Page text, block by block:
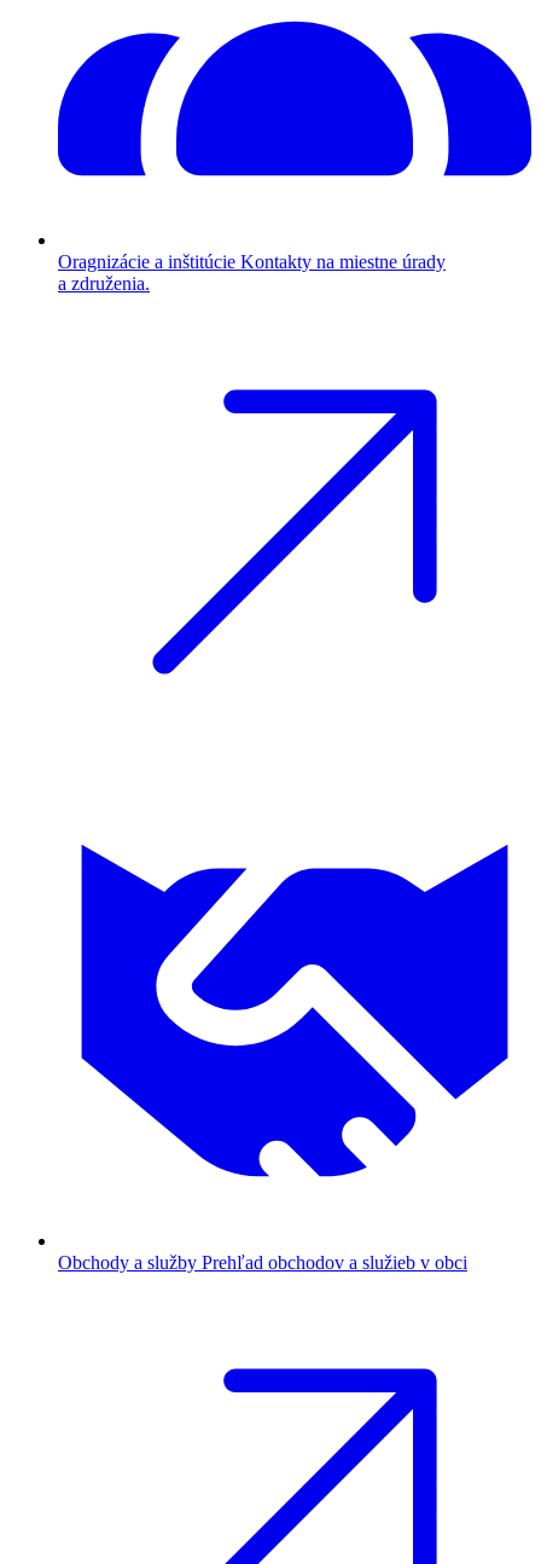
Oragnizácie a inštitúcie Kontakty na miestne úrady
a združenia.
Obchody a služby Prehľad obchodov a služieb v obci